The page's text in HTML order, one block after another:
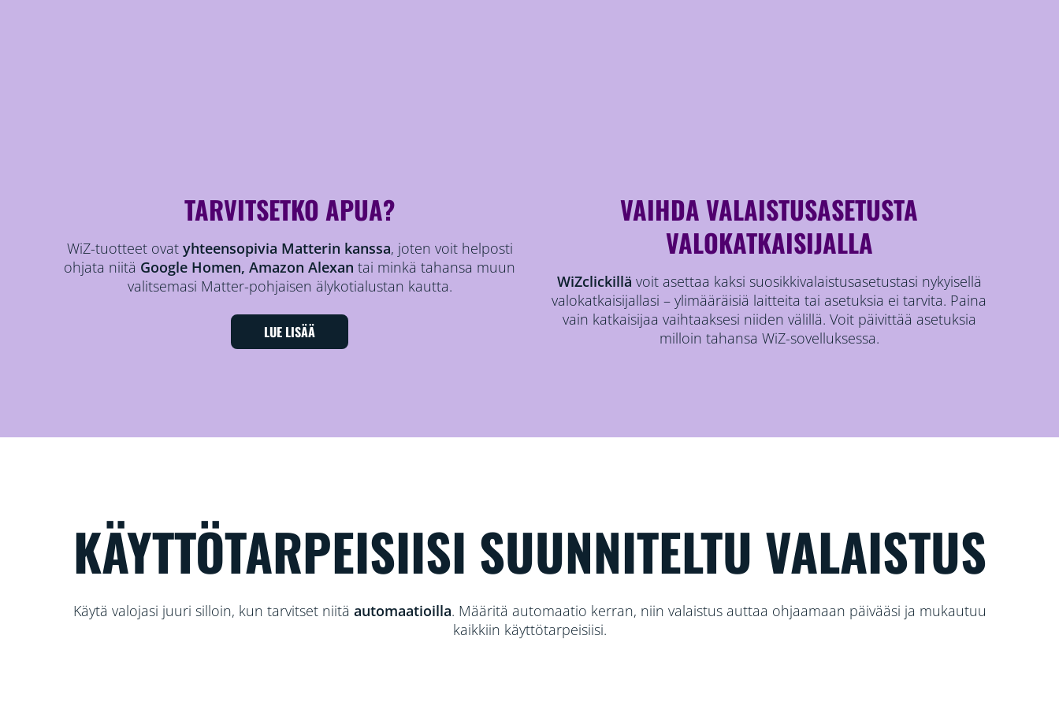
TARVITSETKO APUA?
WiZ-tuotteet ovat yhteensopivia Matterin kanssa, joten voit helposti
ohjata niitä Google Homen, Amazon Alexan tai minkä tahansa muun
valitsemasi Matter-pohjaisen älykotialustan kautta.
LUE LISÄÄ
VAIHDA VALAISTUSASETUSTA
VALOKATKAISIJALLA
WiZclickillä voit asettaa kaksi suosikkivalaistusasetustasi nykyisellä
valokatkaisijallasi – ylimääräisiä laitteita tai asetuksia ei tarvita. Paina
vain katkaisijaa vaihtaaksesi niiden välillä. Voit päivittää asetuksia
milloin tahansa WiZ-sovelluksessa.
KÄYTTÖTARPEISIISI SUUNNITELTU VALAISTUS
Käytä valojasi juuri silloin, kun tarvitset niitä automaatioilla. Määritä automaatio kerran, niin valaistus auttaa ohjaamaan päivääsi ja mukautuu
kaikkiin käyttötarpeisiisi.